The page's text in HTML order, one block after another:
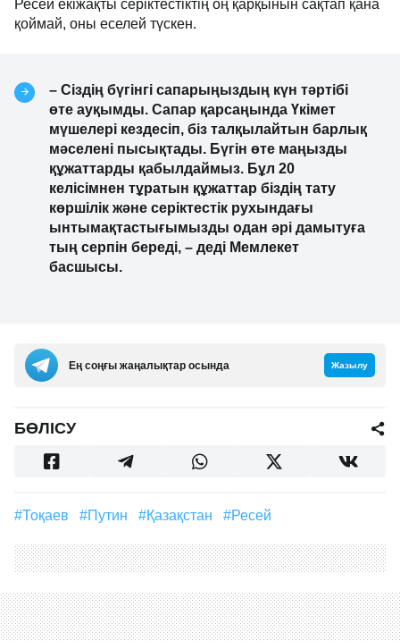
Ресей екіжақты серіктестіктің оң қарқынын сақтап қана
қоймай, оны еселей түскен.
– Сіздің бүгінгі сапарыңыздың күн тәртібі
өте ауқымды. Сапар қарсаңында Үкімет
мүшелері кездесіп, біз талқылайтын барлық
мәселені пысықтады. Бүгін өте маңызды
құжаттарды қабылдаймыз. Бұл 20
келісімнен тұратын құжаттар біздің тату
көршілік және серіктестік рухындағы
ынтымақтастығымызды одан әрі дамытуға
тың серпін береді, – деді Мемлекет
басшысы.
Ең соңғы жаңалықтар осында Жазылу
БӨЛІСУ
#Тоқаев #Путин #Қазақстан #Ресей